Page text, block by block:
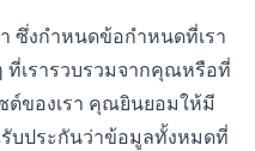
ซึ่งกำหนดข้อกำหนดที่เรา
เรารวบรวมจากคุณหรือที่
ต์ของเรา คุณยินยอมให้มี
บประกันว่าข้อมูลทั้งหมดที่